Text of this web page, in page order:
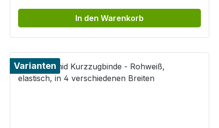
In den Warenkorb
Varianten